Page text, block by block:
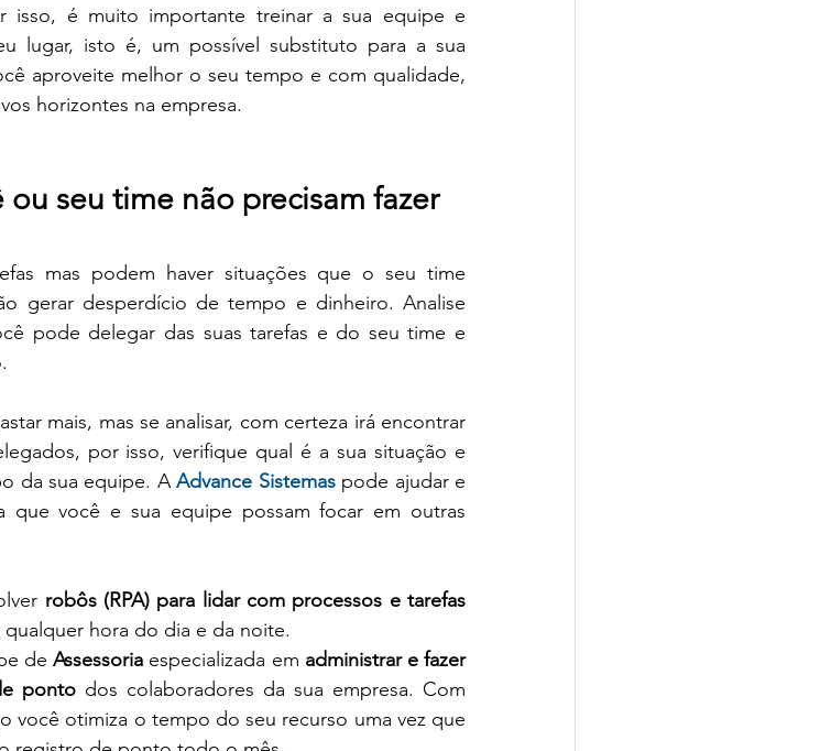
isso, é muito importante treinar a sua equipe e
lugar, isto é, um possível substituto para a sua
aproveite melhor o seu tempo e com qualidade,
horizontes na empresa.
seu time não precisam fazer
mas podem haver situações que o seu time
gerar desperdício de tempo e dinheiro. Analise
pode delegar das suas tarefas e do seu time e
mais, mas se analisar, com certeza irá encontrar
por isso, verifique qual é a sua situação e
da sua equipe. A Advance Sistemas pode ajudar e
que você e sua equipe possam focar em outras
robôs (RPA) para lidar com processos e tarefas
qualquer hora do dia e da noite.
de Assessoria especializada em administrar e fazer
ponto dos colaboradores da sua empresa. Com
você otimiza o tempo do seu recurso uma vez que